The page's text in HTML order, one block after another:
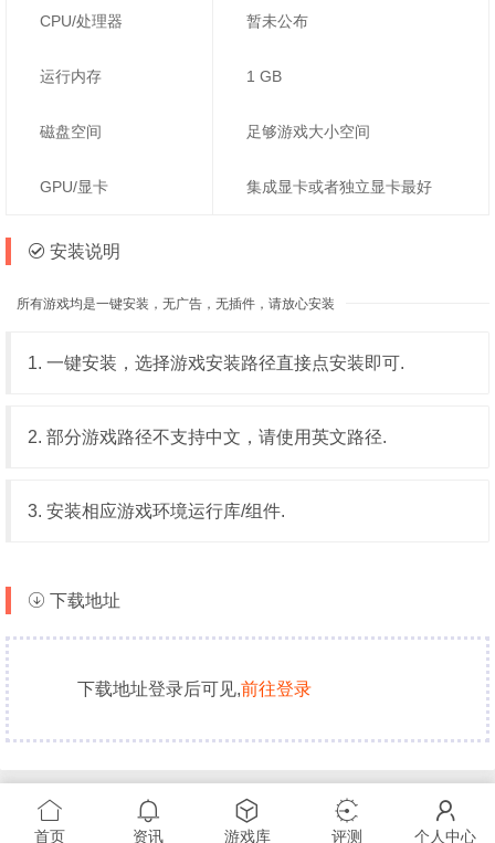
CPU/处理器 暂未公布
运行内存 1 GB
磁盘空间 足够游戏大小空间
GPU/显卡 集成显卡或者独立显卡最好
安装说明
所有游戏均是一键安装，无广告，无插件，请放心安装
1. 一键安装，选择游戏安装路径直接点安装即可.
2. 部分游戏路径不支持中文，请使用英文路径.
3. 安装相应游戏环境运行库/组件.
下载地址
下载地址登录后可见,前往登录
首页 资讯 游戏库 评测 个人中心